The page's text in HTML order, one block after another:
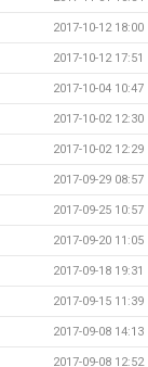
2017-10-12 18:00
2017-10-12 17:51
2017-10-04 10:47
2017-10-02 12:30
2017-10-02 12:29
2017-09-29 08:57
2017-09-25 10:57
2017-09-20 11:05
2017-09-18 19:31
2017-09-15 11:39
2017-09-08 14:13
2017-09-08 12:52